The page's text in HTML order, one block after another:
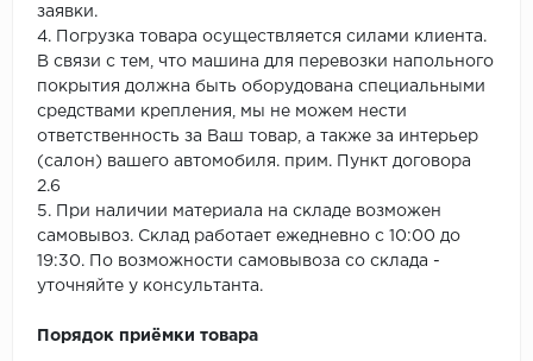
заявки.
4. Погрузка товара осуществляется силами клиента.
В связи с тем, что машина для перевозки напольного
покрытия должна быть оборудована специальными
средствами крепления, мы не можем нести
ответственность за Ваш товар, а также за интерьер
(салон) вашего автомобиля. прим. Пункт договора
2.6
5. При наличии материала на складе возможен
самовывоз. Склад работает ежедневно с 10:00 до
19:30. По возможности самовывоза со склада -
уточняйте у консультанта.
Порядок приёмки товара